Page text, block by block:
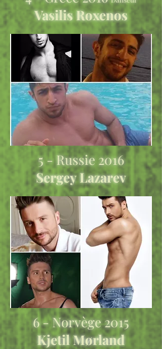
Vasilis Roxenos
5 - Russie 2016
Sergey Lazarev
6 - Norvège 2015
Kjetil Mørland